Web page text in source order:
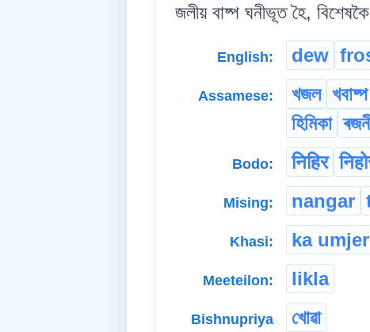
জলীয় বাষ্প ঘনীভূত হৈ,
English: dew
Assamese: খজল খবাষ্প
হিমিকা
Bodo: निहिर
Mising: nangar
Khasi: ka umjer
Meeteilon: likla
Bishnupriya
খোৱা